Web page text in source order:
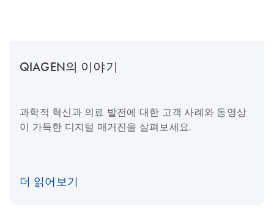
QIAGEN의 이야기
과학적 혁신과 의료 발전에 대한 고객 사례와 동영상
이 가득한 디지털 매거진을 살펴보세요.
더 읽어보기